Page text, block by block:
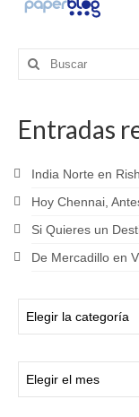
Buscar
por:
Entradas
India Norte en
Hoy Chennai,
Si Quieres un
De Mercadillo en